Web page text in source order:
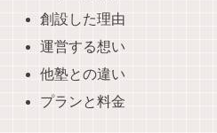
創設した理由
運営する想い
他塾との違い
プランと料金